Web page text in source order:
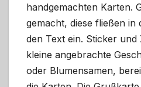
handgemachten Karten.
gemacht, diese fließen in
den Text ein. Sticker
kleine angebrachte
oder Blumensamen,